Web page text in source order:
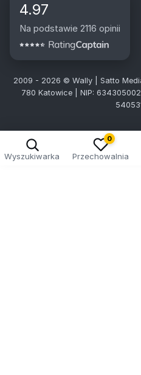
4.97
Na podstawie 2116 opinii
2009 - 2026 © Wally | Satto
780 Katowice | NIP:
Wyszukiwarka
0
Przechowalnia